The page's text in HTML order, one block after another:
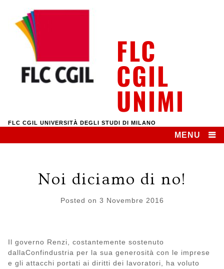
content
FLC
CGIL
UNIMI
FLC CGIL UNIVERSITÀ DEGLI STUDI DI MILANO
MENU
Noi diciamo di no!
Posted on 3 Novembre 2016
Il governo Renzi, costantemente sostenuto
dallaConfindustria per la sua generosità con le imprese
e gli attacchi portati ai diritti dei lavoratori, ha voluto